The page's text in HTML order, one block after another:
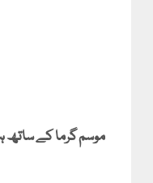
موسم گرما کے ساتھ